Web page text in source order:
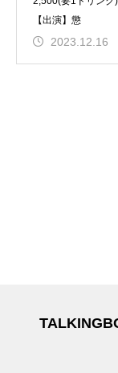
【出演】懲
2023.12.16